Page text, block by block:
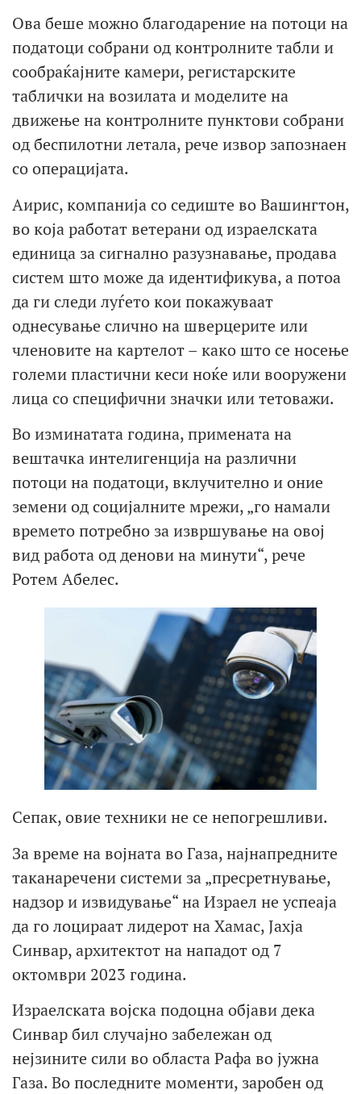
Ова беше можно благодарение на потоци на
податоци собрани од контролните табли и
сообраќајните камери, регистарските
таблички на возилата и моделите на
движење на контролните пунктови собрани
од беспилотни летала, рече извор запознаен
со операцијата.
Аирис, компанија со седиште во Вашингтон,
во која работат ветерани од израелската
единица за сигнално разузнавање, продава
систем што може да идентификува, а потоа
да ги следи луѓето кои покажуваат
однесување слично на шверцерите или
членовите на картелот – како што се носење
големи пластични кеси ноќе или вооружени
лица со специфични значки или тетоважи.
Во изминатата година, примената на
вештачка интелигенција на различни
потоци на податоци, вклучително и оние
земени од социјалните мрежи, „го намали
времето потребно за извршување на овој
вид работа од денови на минути“, рече
Ротем Абелес.
Сепак, овие техники не се непогрешливи.
За време на војната во Газа, најнапредните
таканаречени системи за „пресретнување,
надзор и извидување“ на Израел не успеаја
да го лоцираат лидерот на Хамас, Јахја
Синвар, архитектот на нападот од 7
октомври 2023 година.
Израелската војска подоцна објави дека
Синвар бил случајно забележан од
нејзините сили во областа Рафа во јужна
Газа. Во последните моменти, заробен од